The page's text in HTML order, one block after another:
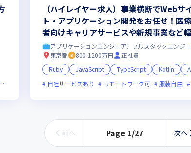
副業可 オンライン選考可 フレックス制度あり
（ハイレイヤー求人）事業横断でWebサ
ト・アプリケーション開発をお任せ！医
者向けキャリアサービスや新規事業など
業務範囲
アプリケーションエンジニア、フルスタックエンジ
東京都
800-1200万円
正社員
Ruby
JavaScript TypeScript Kotlin
自社サービスあり
リモートワーク可 服装自由
前へ Page 1/27 次へ